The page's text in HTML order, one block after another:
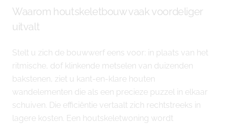
Waarom houtskeletbouw vaak voordeliger
uitvalt
Stelt u zich de bouwwerf eens voor: in plaats van het
ritmische, dof klinkende metselen van duizenden
bakstenen, ziet u kant-en-klare houten
wandelementen die als een precieze puzzel in elkaar
schuiven. Die efficiëntie vertaalt zich rechtstreeks in
lagere kosten. Een houtskeletwoning wordt